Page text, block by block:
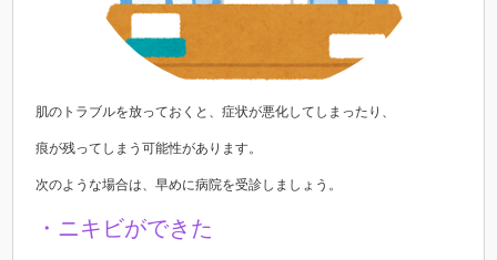
肌のトラブルを放っておくと、症状が悪化してしまったり、
痕が残ってしまう可能性があります。
次のような場合は、早めに病院を受診しましょう。
・ニキビができた